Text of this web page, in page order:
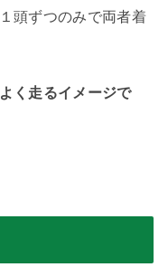
頭ずつのみで両者着
く走るイメージで